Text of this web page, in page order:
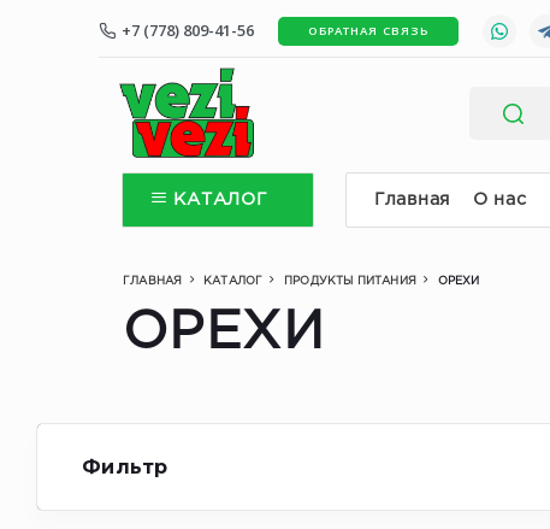
+7 (778) 809-41-56 ОБРАТНАЯ СВЯЗЬ
КАТАЛОГ Главная О нас
ГЛАВНАЯ КАТАЛОГ ПРОДУКТЫ ПИТАНИЯ ОРЕХИ
ОРЕХИ
Фильтр